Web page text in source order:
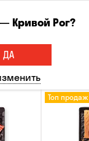
Морепродукты
Топ продаж
—Кривой Рог?
ДА